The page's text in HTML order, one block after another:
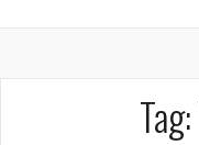
Tag: